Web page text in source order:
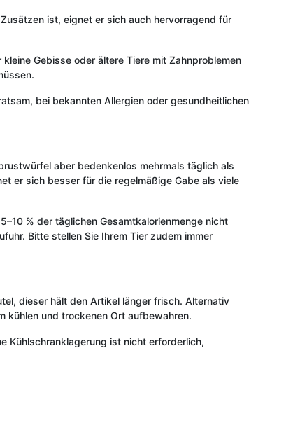
ist, eignet er sich auch hervorragend für
Gebisse oder ältere Tiere mit Zahnproblemen
bei bekannten Allergien oder gesundheitlichen
aber bedenkenlos mehrmals täglich als
er sich besser für die regelmäßige Gabe als viele
% der täglichen Gesamtkalorienmenge nicht
Bitte stellen Sie Ihrem Tier zudem immer
dieser hält den Artikel länger frisch. Alternativ
kühlen und trockenen Ort aufbewahren.
Kühlschranklagerung ist nicht erforderlich,